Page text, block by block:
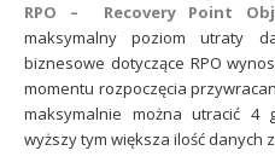
RPO – Recovery Point
maksymalny poziom utraty
biznesowe dotyczące RPO
momentu rozpoczęcia
maksymalnie można utracić 4
wyższy tym większa ilość danych